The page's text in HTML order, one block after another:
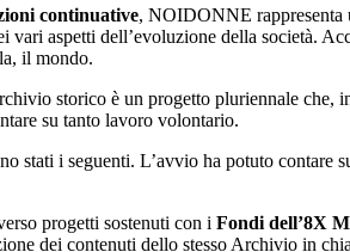
continuative, NOIDONNE rappresenta
vari aspetti dell’evoluzione della società.
il mondo.
storico è un progetto pluriennale che,
su tanto lavoro volontario.
stati i seguenti. L’avvio ha potuto
progetti sostenuti con i Fondi dell’8X
dei contenuti dello stesso Archivio in